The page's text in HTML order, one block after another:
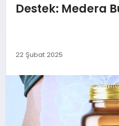
SIYASET
SPOR
TEKNOLOJI
Destek: Medera
22 Şubat 2025